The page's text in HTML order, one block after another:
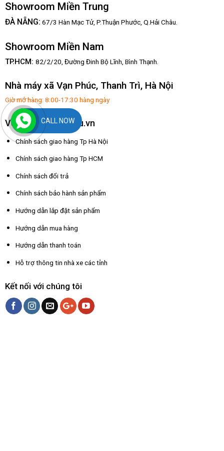
Showroom Miền Trung
ĐÀ NẴNG: 67/3 Hàn Mạc Tử, P.Thuận Phước, Q.Hải Châu.
Showroom Miền Nam
TP.HCM: 82/2/20, Đường Đinh Bộ Lĩnh, Bình Thạnh.
Nhà máy xã Vạn Phúc, Thanh Trì, Hà Nội
Giờ mở hàng: 8:00-17:30 hàng ngày
Về dochoixuatkhau.vn
Chính sách giao hàng Tp Hà Nội
Chính sách giao hàng Tp HCM
Chính sách đổi trả
Chính sách bảo hành sản phẩm
Hướng dẫn lắp đặt sản phẩm
Hướng dẫn mua hàng
Hướng dẫn thanh toán
Hỗ trợ thông tin nhà xe các tỉnh
Kết nối với chúng tôi
CALL NOW